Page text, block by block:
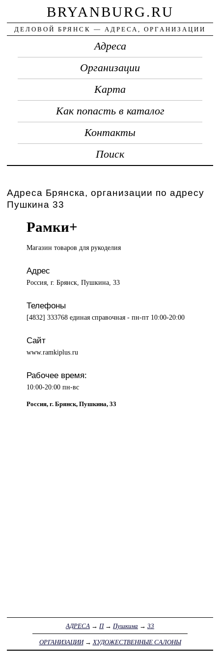
BRYANBURG.RU
ДЕЛОВОЙ БРЯНСК — АДРЕСА, ОРГАНИЗАЦИИ
Адреса
Организации
Карта
Как попасть в каталог
Контакты
Поиск
Адреса Брянска, организации по адресу
Пушкина 33
Рамки+
Магазин товаровдля рукоделия
Адрес
Россия, г. Брянск, Пушкина, 33
Телефоны
[4832] 333768 единая справочная - пн-пт 10:00-20:00
Сайт
www.ramkiplus.ru
Рабочее время:
10:00-20:00 пн-вс
Россия, г. Брянск, Пушкина, 33
АДРЕСА → П→ Пушкина → 33
ОРГАНИЗАЦИИ→ ХУДОЖЕСТВЕННЫЕ САЛОНЫ